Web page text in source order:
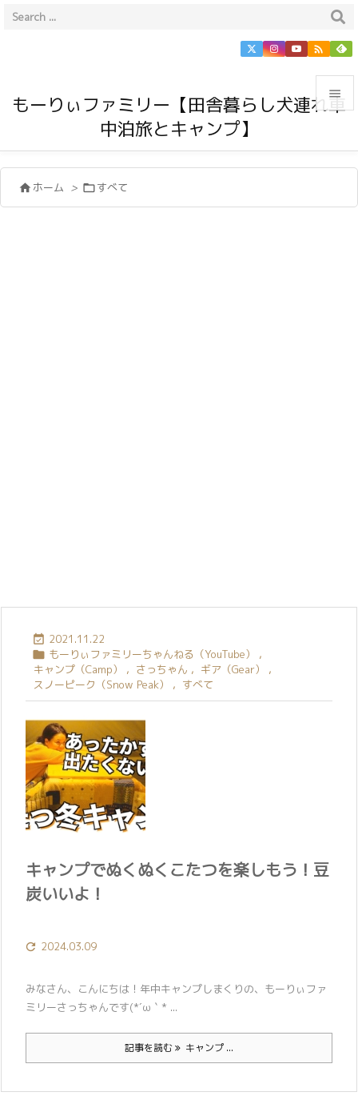
もーりぃファミリー【田舎暮らし犬連れ車
中泊旅とキャンプ】




 ホーム > すべて
 2021.11.22
 もーりぃファミリーちゃんねる（YouTube）
,
キャンプ（Camp）
, さっちゃん , ギア（Gear）
,
スノーピーク（Snow Peak）
, すべて
キャンプでぬくぬくこたつを楽しもう！豆
炭いいよ！
 2024.03.09
みなさん、こんにちは！年中キャンプしまくりの、もーりぃファ
ミリーさっちゃんです(*´ω｀* ...
記事を読む キャンプ ...